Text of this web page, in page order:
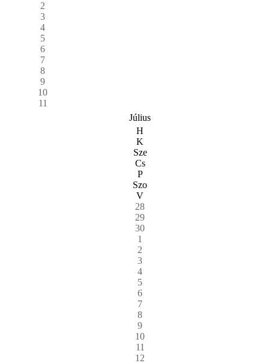
2
3
4
5
6
7
8
9
10
11
Július
H
K
Sze
Cs
P
Szo
V
28
29
30
1
2
3
4
5
6
7
8
9
10
11
12